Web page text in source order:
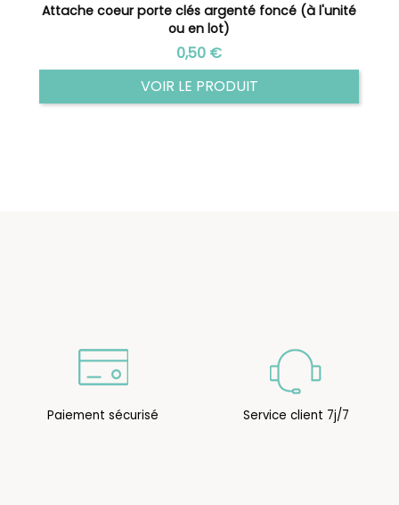
Attache coeur porte clés argenté foncé (à l'unité
ou en lot)
Prix
0,50 €
VOIR LE PRODUIT
Paiement sécurisé Service client 7j/7